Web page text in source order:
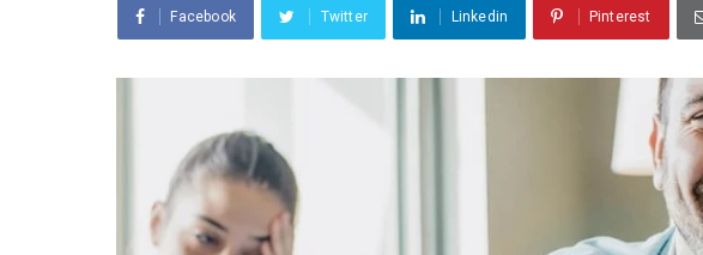
Facebook Twitter Linkedin Pinterest